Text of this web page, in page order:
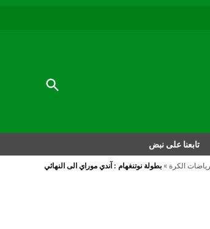
Open
تابعنا على نبض
رياضات الكرة » بطولة نوتنغهام : آندي موراي الى النهائي